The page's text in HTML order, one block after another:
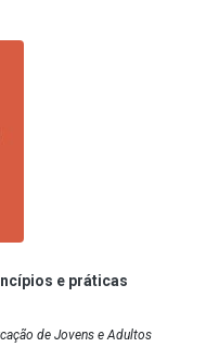
e práticas
de Jovens e Adultos